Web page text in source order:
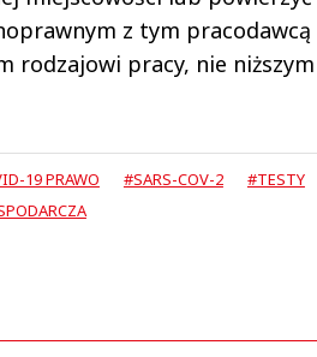
z tym
rodzajowi pracy, nie
19 PRAWO #SARS-COV-2 #TESTY